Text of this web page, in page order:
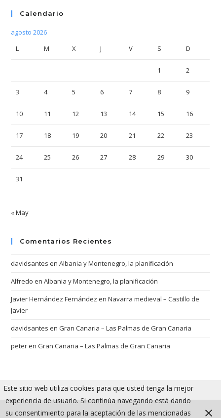
Calendario
agosto 2026
L
M X J V S D
1 2
3 4 5 6 7 8 9
10 11 12 13 14 15 16
17 18 19 20 21 22 23
24 25 26 27 28 29 30
31
« May
Comentarios Recientes
davidsantes enAlbania y Montenegro, la planificación
Alfredo enAlbania y Montenegro, la planificación
Javier Hernández Fernández enNavarra medieval – Castillo de
Javier
davidsantes enGran Canaria – Las Palmas de Gran Canaria
peterenGran Canaria – Las Palmas de Gran Canaria
Este sitio web utiliza cookies para que usted tenga la mejor
experiencia de usuario. Si continúa navegando está dando
su consentimiento para la aceptación de las mencionadas